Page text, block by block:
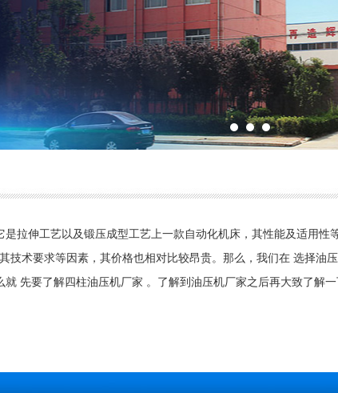
是拉伸工艺以及锻压成型工艺上一款自动化机床，其性能及适用性
技术要求等因素，其价格也相对比较昂贵。那么，我们在 选择油压
先要了解四柱油压机厂家 。了解到油压机厂家之后再大致了解